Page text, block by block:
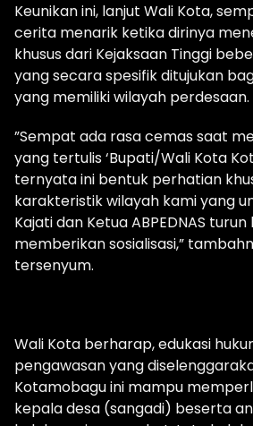
​Keunikan ini, lanjut Wali Kota,
cerita menarik ketika dirinya
khusus dari Kejaksaan Tinggi
yang secara spesifik ditujukan
yang memiliki wilayah perdesaan.
​”Sempat ada rasa cemas saat
yang tertulis ‘Bupati/Wali Kota
ternyata ini bentuk perhatian
karakteristik wilayah kami yang
Kajati dan Ketua ABPEDNAS
memberikan sosialisasi,”
tersenyum.
Wali Kota berharap, edukasi
pengawasan yang
Kotamobagu ini mampu
kepala desa (sangadi) beserta